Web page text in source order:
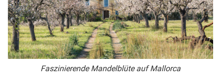
Faszinierende Mandelblüte auf Mallorca